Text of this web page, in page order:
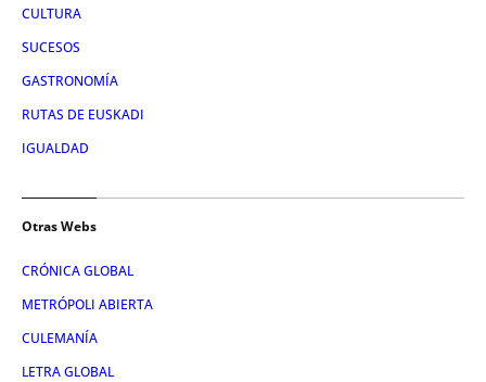
CULTURA
SUCESOS
GASTRONOMÍA
RUTAS DE EUSKADI
IGUALDAD
Otras Webs
CRÓNICA GLOBAL
METRÓPOLI ABIERTA
CULEMANÍA
LETRA GLOBAL